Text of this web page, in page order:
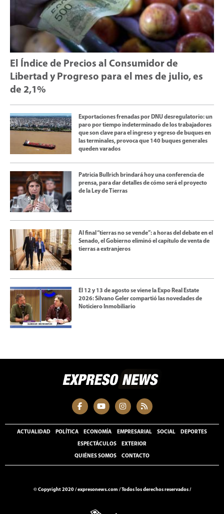
El Índice de Precios al Consumidor de
Libertad y Progreso para el mes de julio, es
de 2,1%
Exportaciones frenadas por DNU desregulatorio: un
paro por tiempo indeterminado de los trabajadores
que son clave para el ingreso y egreso de buques en
las terminales, provoca que 140 buques generales
queden varados
Patricia Bullrich brindará hoy una conferencia de
prensa, para dar detalles de cómo será el proyecto
de la Ley de Tierras
Al final “tierras no se vende”: a horas del debate en el
Senado, el Gobierno eliminó el capítulo de venta de
tierras a extranjeros
El 12 y 13 de agosto se viene la Expo Real Estate
2026: Silvano Geler compartió las novedades de
Noticiero Inmobiliario
ACTUALIDAD POLÍTICA ECONOMÍA EMPRESARIAL SOCIAL DEPORTES
ESPECTÁCULOS EXTERIOR
QUIÉNES SOMOS CONTACTO
© Copyright 2020 /expresonews.com /Todos los derechos reservados /